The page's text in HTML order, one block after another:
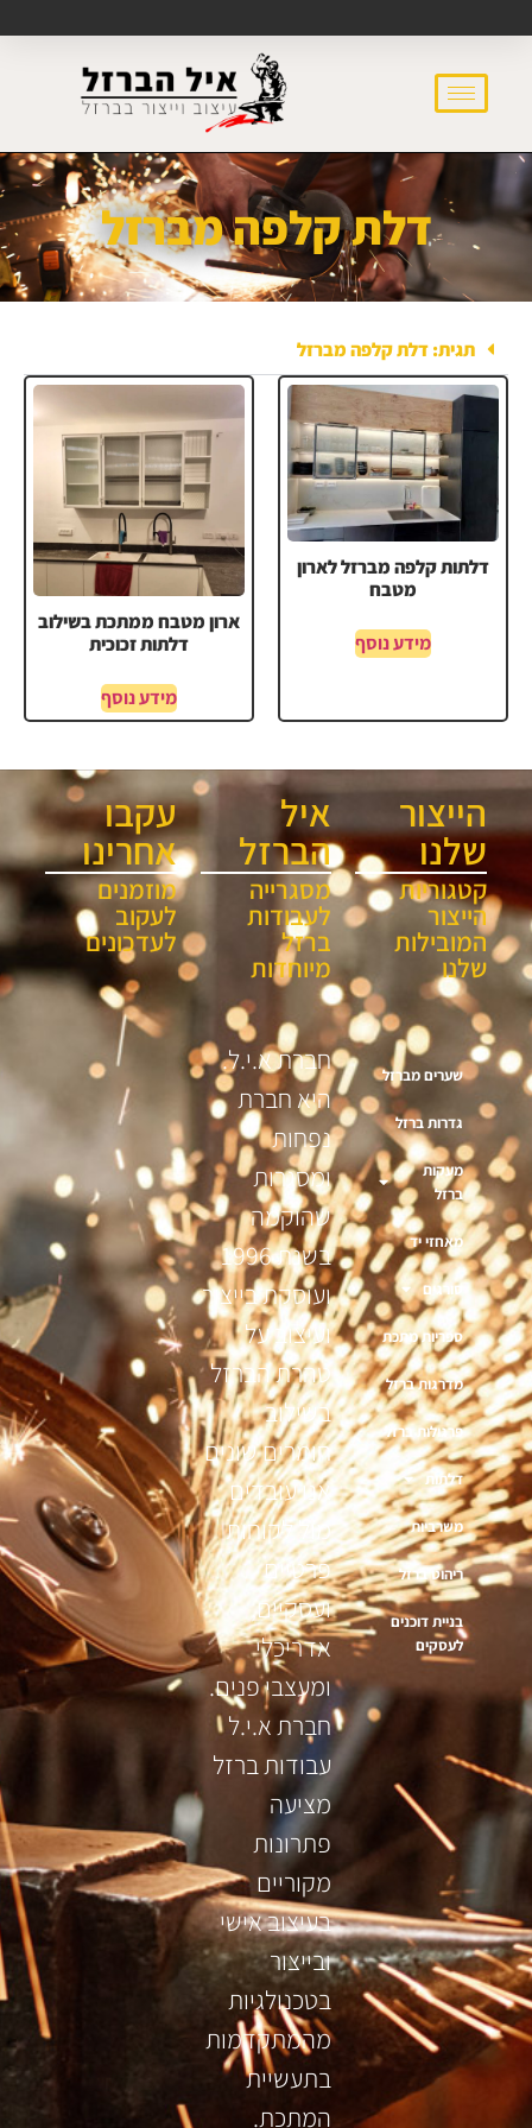
דלת קלפה מברזל
תגית: דלת קלפה מברזל
דלתות קלפה מברזל לארון
מטבח
מידע נוסף
ארון מטבח ממתכת בשילוב
דלתות זכוכית
מידע נוסף
הייצור
שלנו
קטגוריות
הייצור
המובילות
שלנו
שערים מברזל
גדרות ברזל
מעקות
ברזל
מאחזי יד
סורגים
ספריות מתכת
מדרגות ברזל
פרגולות ברזל
דלתות
משרביות
ריהוט ברזל
בניית דוכנים
לעסקים
איל
הברזל
מסגרייה
לעבודות
ברזל
מיוחדות
חברת א.י.ל.
היא חברת
נפחות
ומסגרות
שהוקמה
בשנת 1996
ועוסקת בייצור
ועיצוב על
טהרת הברזל
בשילוב
חומרים שונים
אנו עובדים
מול לקוחות
פרטיים
ועסקיים,
אדריכלי
ומעצבי פנים.
חברת א.י.ל
עבודות ברזל
מציעה
פתרונות
מקוריים
בעיצוב אישי
ובייצור
בטכנולגיות
מהמתקדמות
בתעשיית
המתכת.
עקבו
אחרינו
מוזמנים
לעקוב
לעדכונים